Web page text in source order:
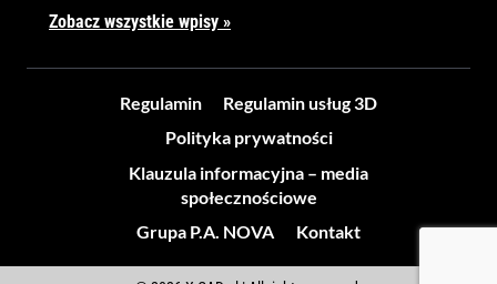
Zobacz wszystkie wpisy »
Regulamin
Regulamin usług 3D
Polityka prywatności
Klauzula informacyjna – media
społecznościowe
Grupa P.A. NOVA
Kontakt